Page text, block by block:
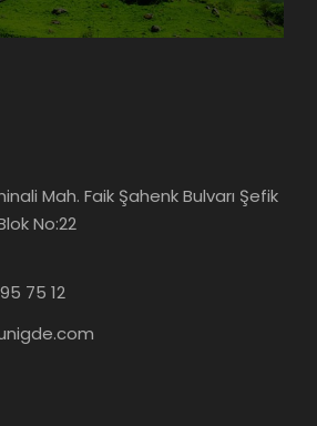
Mah. Faik Şahenk Bulvarı Şefik
No:22
75 12